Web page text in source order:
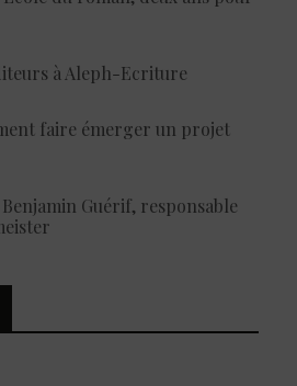
à Aleph-Ecriture
faire émerger un projet
Guérif, responsable